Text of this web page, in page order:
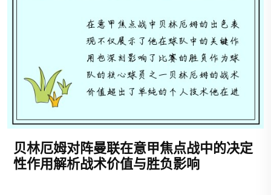
贝林厄姆对阵曼联在意甲焦点战中的决定
性作用解析战术价值与胜负影响